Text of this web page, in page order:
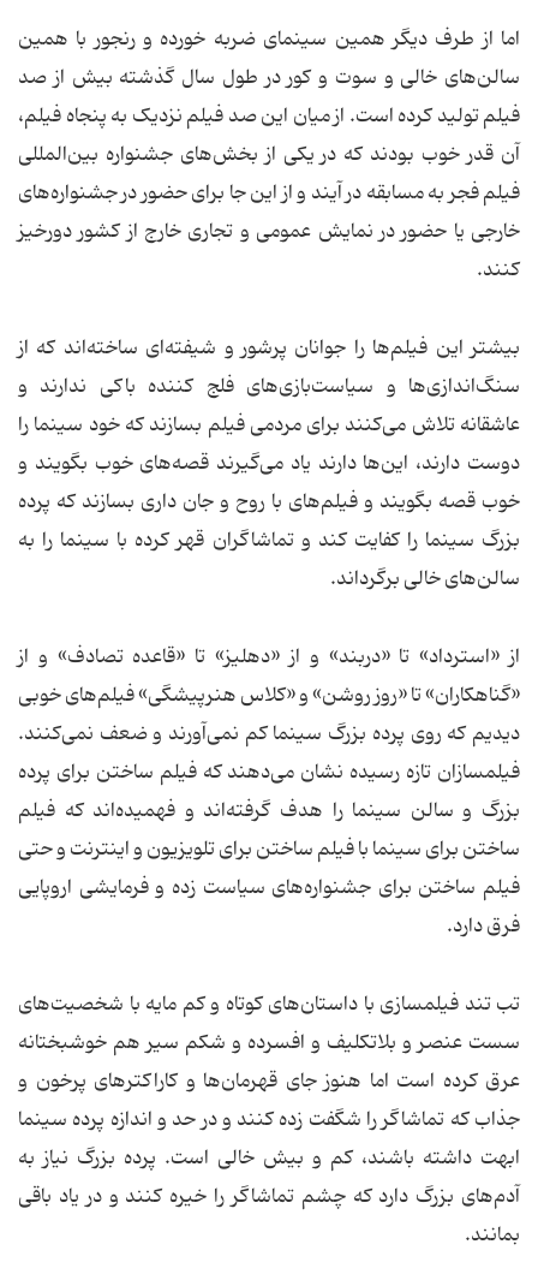
اما از طرف دیگر همین سینمای ضربه خورده و رنجور با همین
سالن‌های خالی و سوت و کور در طول سال گذشته بیش از صد
فیلم تولید کرده است. از میان این صد فیلم نزدیک به پنجاه فیلم،
آن قدر خوب بودند که در یکی از بخش‌های جشنواره بین‌المللی
فیلم فجر به مسابقه در آیند و از این جا برای حضور در جشنواره‌های
خارجی یا حضور در نمایش عمومی و تجاری خارج از کشور دورخیز
کنند.
بیشتر این فیلم‌ها را جوانان پرشور و شیفته‌ای ساخته‌اند که از
سنگ‌اندازی‌ها و سیاست‌بازی‌های فلج کننده باکی ندارند و
عاشقانه تلاش می‌کنند برای مردمی فیلم بسازند که خود سینما را
دوست دارند، این‌ها دارند یاد می‌گیرند قصه‌های خوب بگویند و
خوب قصه بگویند و فیلم‌های با روح و جان داری بسازند که پرده
بزرگ سینما را کفایت کند و تماشاگران قهر کرده با سینما را به
سالن‌های خالی برگرداند.
از «استرداد» تا «دربند» و از «دهلیز» تا «قاعده تصادف» و از
«گناهکاران» تا «روز روشن» و «کلاس هنرپیشگی» فیلم‌های خوبی
دیدیم که روی پرده بزرگ سینما کم نمی‌آورند و ضعف نمی‌کنند.
فیلمسازان تازه رسیده نشان می‌دهند که فیلم ساختن برای پرده
بزرگ و سالن سینما را هدف گرفته‌اند و فهمیده‌اند که فیلم
ساختن برای سینما با فیلم ساختن برای تلویزیون و اینترنت و حتی
فیلم ساختن برای جشنواره‌های سیاست زده و فرمایشی اروپایی
فرق دارد.
تب تند فیلمسازی با داستان‌های کوتاه و کم مایه با شخصیت‌های
سست عنصر و بلاتکلیف و افسرده و شکم سیر هم خوشبختانه
عرق کرده است اما هنوز جای قهرمان‌ها و کاراکترهای پرخون و
جذاب که تماشاگر را شگفت زده کنند و در حد و اندازه پرده سینما
ابهت داشته باشند، کم و بیش خالی است. پرده بزرگ نیاز به
آدم‌های بزرگ دارد که چشم تماشاگر را خیره کنند و در یاد باقی
بمانند.